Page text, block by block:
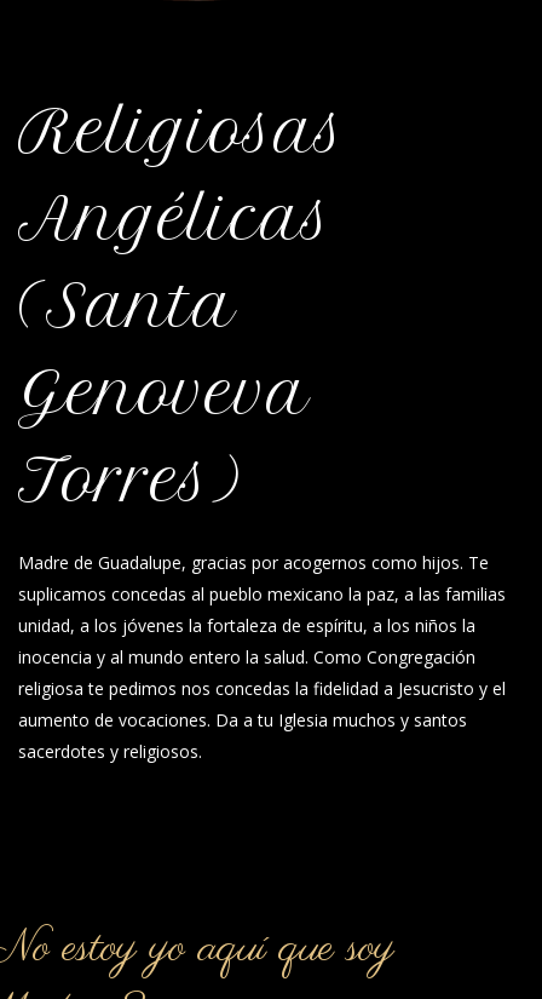
Religiosas
Angélicas
(Santa
Genoveva
Torres)
Madre de Guadalupe, gracias por acogernos como hijos. Te
suplicamos concedas al pueblo mexicano la paz, a las familias
unidad, a los jóvenes la fortaleza de espíritu, a los niños la
inocencia y al mundo entero la salud. Como Congregación
religiosa te pedimos nos concedas la fidelidad a Jesucristo y el
aumento de vocaciones. Da a tu Iglesia muchos y santos
sacerdotes y religiosos.
estoy yo aquí que soy